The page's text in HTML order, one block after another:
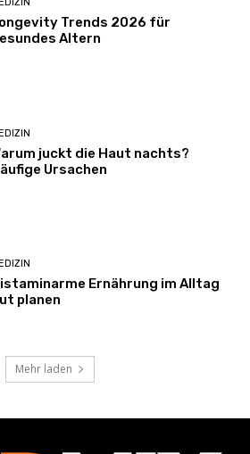
Trends 2026 für
Altern
juckt die Haut nachts?
Ursachen
Ernährung im Alltag
planen
Mehr laden